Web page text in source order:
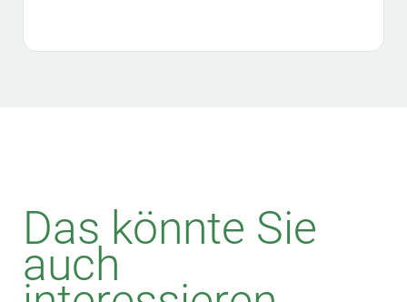
Das könnte Sie
auch